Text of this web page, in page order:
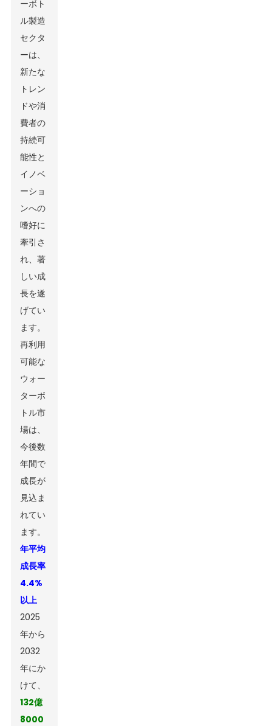
ーボト
ル製造
セクタ
ーは、
新たな
トレン
ドや消
費者の
持続可
能性と
イノベ
ーショ
ンへの
嗜好に
牽引さ
れ、著
しい成
長を遂
げてい
ます。
再利用
可能な
ウォー
ターボ
トル市
場は、
今後数
年間で
成長が
見込ま
れてい
ます。
年平均
成長率
4.4%
以上
2025
年から
2032
年にか
けて、
132億
8000